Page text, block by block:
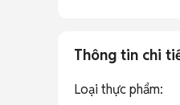
Thông tin chi
Loại thực phẩm: